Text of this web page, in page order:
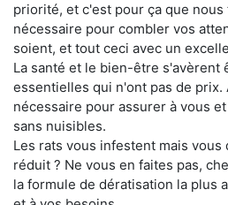
priorité, et c'est pour ça que
nécessaire pour combler vos
soient, et tout ceci avec un
La santé et le bien-être s'avèrent
essentielles qui n'ont pas de prix.
nécessaire pour assurer à vous
sans nuisibles.
Les rats vous infestent mais
réduit ? Ne vous en faites pas,
la formule de dératisation la plus